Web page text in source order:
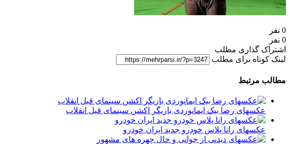
0 نفر
0 نفر
اشتراک گذاری مطلب
لینک کوتاه برای مطلب
مطالب مرتبط
عکسهای رضا بیک ایمانوردی بازیگر اکشن سینمای قبل انقلاب
عکسهای رانا پلاس خودرو جدید ایران خودرو